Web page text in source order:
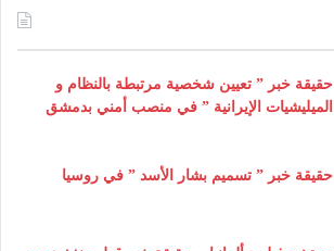
حقيقة خبر ” تعيين شخصية مرتبطة بالنظام و
الميليشيات الإيرانية ” في منصب أمني بدمشق
حقيقة خبر ” تسميم بشار الأسد ” في روسيا